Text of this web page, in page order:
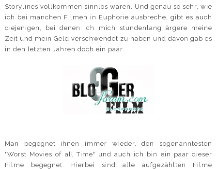
Storylines vollkommen sinnlos waren. Und genau so sehr, wie
ich bei manchen Filmen in Euphorie ausbreche, gibt es auch
diejenigen, bei denen ich mich stundenlang ärgere meine
Zeit und mein Geld verschwendet zu haben und davon gab es
in den letzten Jahren doch ein paar.
Man begegnet ihnen immer wieder, den sogenanntesten
"Worst Movies of all Time" und auch ich bin ein paar dieser
Filme begegnet. Hierbei sind alle aufgezählten Filme